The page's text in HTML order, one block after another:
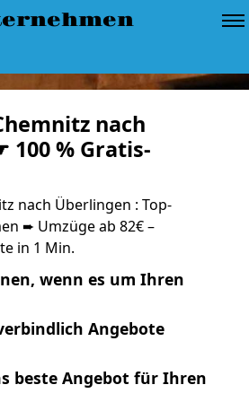
nach
% Gratis-
nach Überlingen : Top-
➨ Umzüge ab 82€ –
in 1 Min.
wenn es um Ihren
Angebote
beste Angebot für Ihren